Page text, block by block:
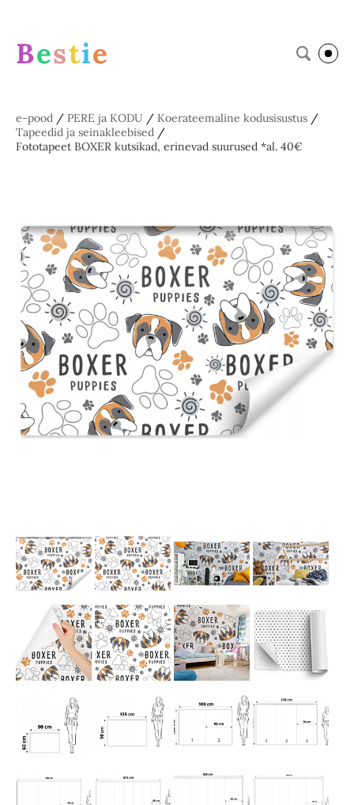
Bestie
e-pood / PERE ja KODU / Koerateemaline kodusisustus /
Tapeedid ja seinakleebised /
Fototapeet BOXER kutsikad, erinevad suurused *al. 40€